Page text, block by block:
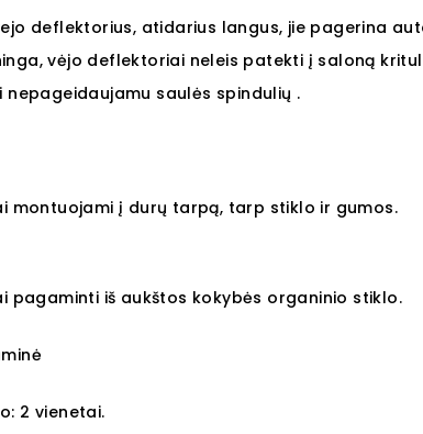
deflektorius, atidarius langus, jie pagerina
vėjo deflektoriai neleis patekti į saloną
nepageidaujamu saulės spindulių .
montuojami į durų tarpą, tarp stiklo ir gumos.
pagaminti iš aukštos kokybės organinio stiklo.
2 vienetai.